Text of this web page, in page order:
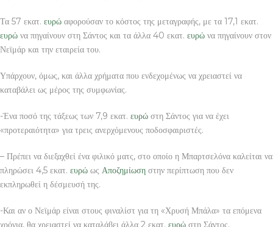
Τα 57 εκατ. ευρώ αφορούσαν το κόστος της μεταγραφής, με τα 17,1 εκατ.
ευρώ να πηγαίνουν στη Σάντος και τα άλλα 40 εκατ. ευρώ να πηγαίνουν στον
Νεϊμάρ και την εταιρεία του.
Υπάρχουν, όμως, και άλλα χρήματα που ενδεχομένως να χρειαστεί να
καταβάλει ως μέρος της συμφωνίας.
-Ένα ποσό της τάξεως των 7,9 εκατ. ευρώ στη Σάντος για να έχει
«προτεραιότητα» για τρεις ανερχόμενους ποδοσφαιριστές.
– Πρέπει να διεξαχθεί ένα φιλικό ματς, στο οποίο η Μπαρτσελόνα καλείται να
πληρώσει 4,5 εκατ. ευρώ ως Αποζημίωση στην περίπτωση που δεν
εκπληρωθεί η δέσμευσή της.
-Και αν ο Νεϊμάρ είναι στους φιναλίστ για τη «Χρυσή Μπάλα» τα επόμενα
χρόνια, θα χρειαστεί να καταλάβει άλλα 2 εκατ. ευρώ στη Σάντος.